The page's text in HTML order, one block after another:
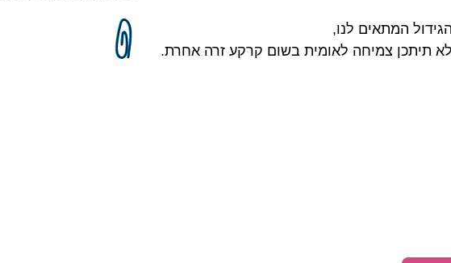
המתאים לנו,
לא תיתכן צמיחה לאומית בשום קרקע זרה אחרת.